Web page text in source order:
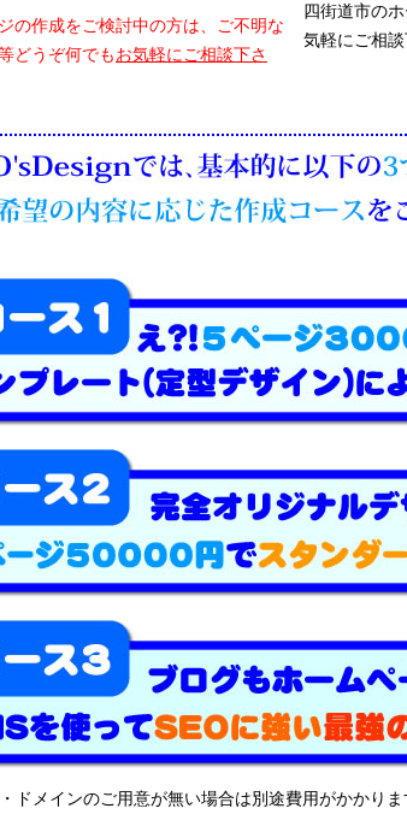
の作成をご検討中の方は、ご不明な
どうぞ何でもお気軽にご相談下さ
四街道市の
気軽にご相談
ドメインのご用意が無い場合は別途費用がかかりま